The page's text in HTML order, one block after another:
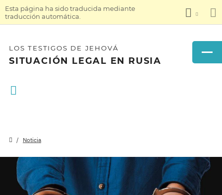
Esta página ha sido traducida mediante
traducción automática.
LOS TESTIGOS DE JEHOVÁ
SITUACIÓN LEGAL EN RUSIA
Noticia